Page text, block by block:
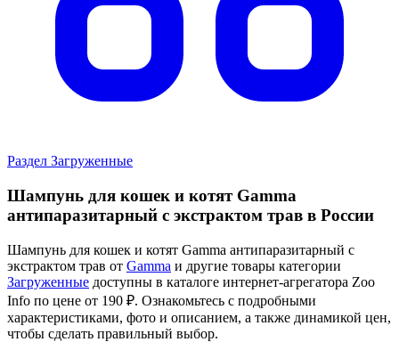
Раздел Загруженные
Шампунь для кошек и котят Gamma
антипаразитарный с экстрактом трав в России
Шампунь для кошек и котят Gamma антипаразитарный с
экстрактом трав от Gamma и другие товары категории
Загруженные доступны в каталоге интернет-агрегатора Zoo
Info по цене от 190 ₽. Ознакомьтесь с подробными
характеристиками, фото и описанием, а также динамикой цен,
чтобы сделать правильный выбор.